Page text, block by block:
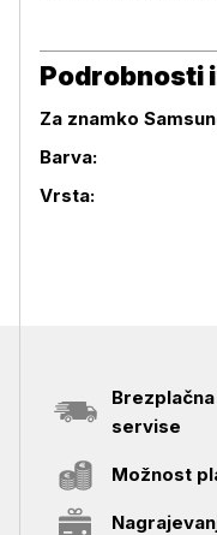
Podrobnosti
Podrobnosti izdelka
Za znamko
Barva:
Vrsta:
servise
Možnost